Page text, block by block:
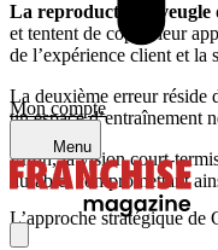
Mon compte
Menu
La reproduction aveugle
et tentent de copier leur
de l’expérience client et la
La deuxième erreur réside
un espace d’entraînement
Enfin, la vision court-
durable, compromettant
L’approche stratégique